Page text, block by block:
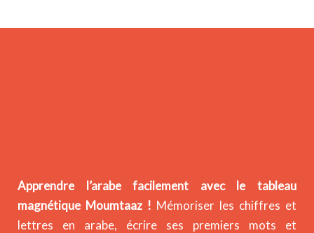
Apprendre l’arabe facilement avec le tableau
magnétique Moumtaaz ! Mémoriser les chiffres et
lettres en arabe, écrire ses premiers mots et